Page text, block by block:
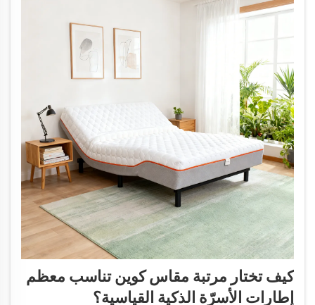
كيف تختار مرتبة مقاس كوين تناسب معظم
إطارات الأسرّة الذكية القياسية؟